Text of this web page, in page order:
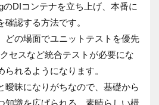
のDIコンテナを立ち上げ、本番に
認する方法です。
どの場面でユニットテストを優先
セスなど統合テストが必要にな
られるようになります。
曖昧になりがちなので、基礎から
知識を広げられる、素晴らしい構